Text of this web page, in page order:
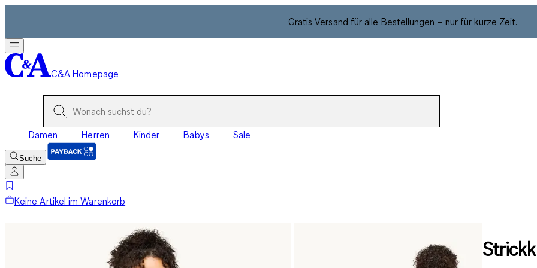
Gratis Versand für alle Bestellungen – nur für kurze Zeit.
C&A Homepage
Damen Herren Kinder Babys Sale
Suche
Keine Artikel im Warenkorb